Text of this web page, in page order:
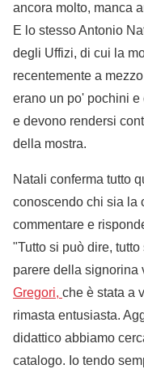
ancora molto, manca
E lo stesso Antonio
degli Uffizi, di cui la
recentemente a
erano un po' pochini
e devono rendersi
della mostra.
Natali conferma tutto
conoscendo chi sia la
commentare e
"Tutto si può dire, tutto
parere della signorina
Gregori, che è stata a
rimasta entusiasta.
didattico abbiamo
catalogo. Io tendo